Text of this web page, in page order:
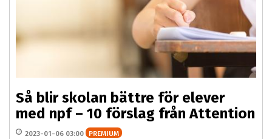
Så blir skolan bättre för elever
med npf – 10 förslag från Attention
2023-01-06 03:00 PREMIUM